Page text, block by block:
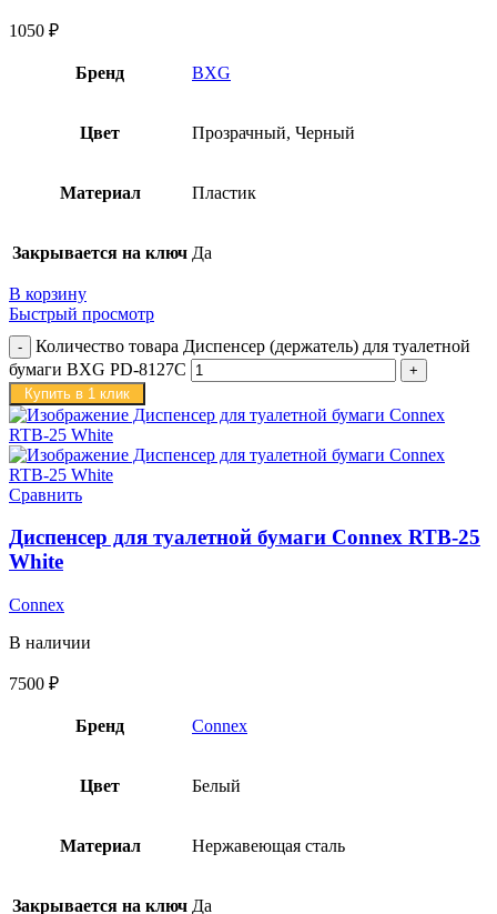
1050 ₽
Бренд BXG
Цвет Прозрачный, Черный
Материал Пластик
Закрывается на ключ Да
В корзину
Быстрый просмотр
Количество товара Диспенсер (держатель) для туалетной
бумаги BXG PD-8127C
Купить в 1 клик
Сравнить
Диспенсер для туалетной бумаги Connex RTB-25
White
Connex
В наличии
7500 ₽
Бренд Connex
Цвет Белый
Материал Нержавеющая сталь
Закрывается на ключ Да